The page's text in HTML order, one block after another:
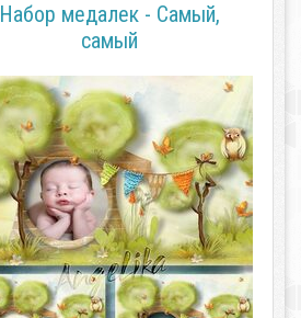
Набор медалек - Самый,
самый